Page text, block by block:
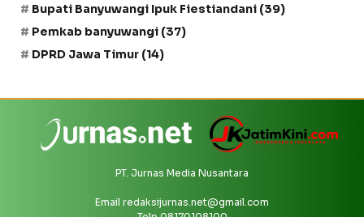
Bupati Banyuwangi Ipuk Fiestiandani (39)
Pemkab banyuwangi (37)
DPRD Jawa Timur (14)
PT. Jurnas Media Nusantara
Email redaksijurnas.net@gmail.com